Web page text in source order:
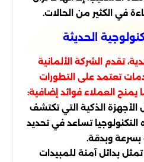
في الكثير من الحالات.
الحديثة
تقدم الشركة الألمانية
تعتمد على التطورات
يمنح العملاء فوائد إضافية:
الأجهزة الذكية التي تكتشف
التكنولوجيا تساعد في تحديد
بسرعة وبدقة.
تمثل بدائل آمنة للمبيدات